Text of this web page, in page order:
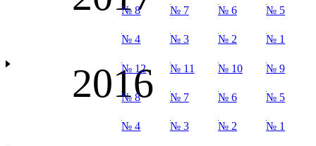
№ 8 № 7 № 6 № 5
№ 4 № 3 № 2 № 1
2016
№ 12 № 11 № 10 № 9
№ 8 № 7 № 6 № 5
№ 4 № 3 № 2 № 1